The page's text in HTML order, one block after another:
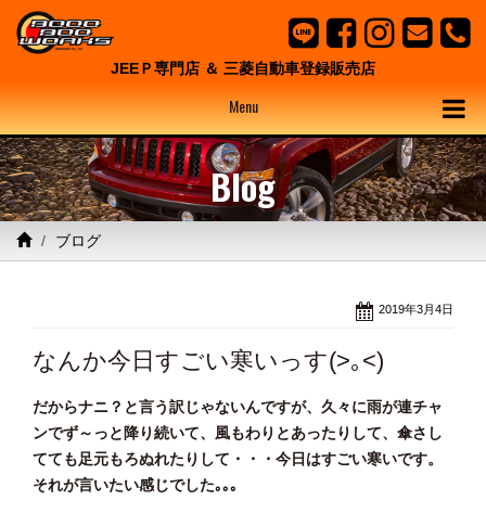
JEEＰ専門店 ＆ 三菱自動車登録販売店
Menu
Blog
ブログ
2019年3月4日
なんか今日すごい寒いっす(>｡<)
だからナニ？と言う訳じゃないんですが、久々に雨が連チャ
ンでず～っと降り続いて、風もわりとあったりして、傘さし
てても足元もろぬれたりして・・・今日はすごい寒いです。
それが言いたい感じでした｡｡｡